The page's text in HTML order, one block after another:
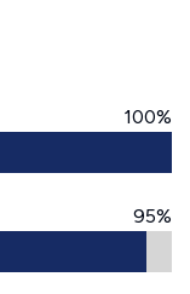
100%
95%